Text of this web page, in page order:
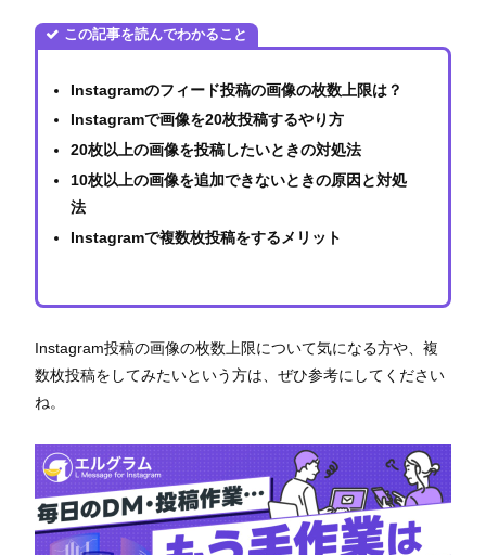
この記事を読んでわかること
Instagramのフィード投稿の画像の枚数上限は？
Instagramで画像を20枚投稿するやり方
20枚以上の画像を投稿したいときの対処法
10枚以上の画像を追加できないときの原因と対処
法
Instagramで複数枚投稿をするメリット
Instagram投稿の画像の枚数上限について気になる方や、複
数枚投稿をしてみたいという方は、ぜひ参考にしてください
ね。